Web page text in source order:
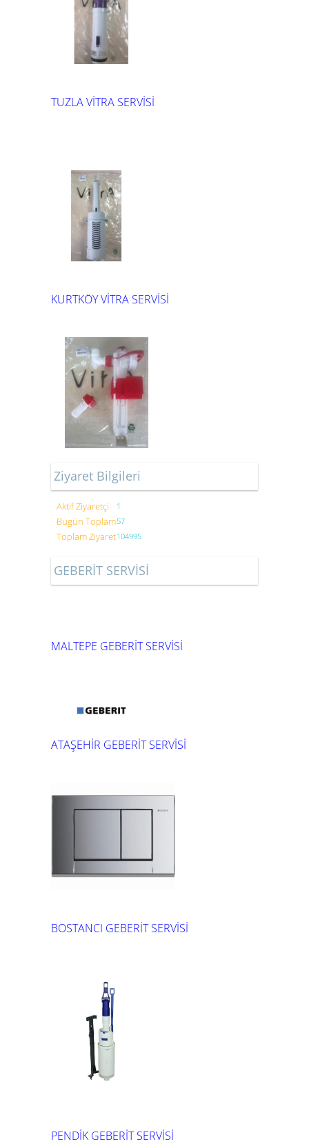
TUZLA VİTRA SERVİSİ
KURTKÖY VİTRA SERVİSİ
Ziyaret Bilgileri
Aktif Ziyaretçi 1
Bugün Toplam57
Toplam Ziyaret104995
GEBERİT SERVİSİ
MALTEPE GEBERİT SERVİSİ
ATAŞEHİR GEBERİT SERVİSİ
BOSTANCI GEBERİT SERVİSİ
PENDİK GEBERİT SERVİSİ